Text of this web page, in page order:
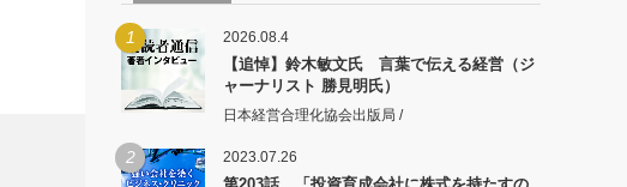
1 2026.08.4
【追悼】鈴木敏文氏 言葉で伝える経営（ジ
ャーナリスト 勝見明氏）
日本経営合理化協会出版局 /
2 2023.07.26